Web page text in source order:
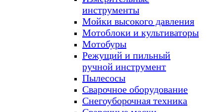
инструменты
Мойки высокого давления
Мотоблоки и культиваторы
Мотобуры
Режущий и пильный
ручной инструмент
Пылесосы
Сварочное оборудование
Снегоуборочная техника